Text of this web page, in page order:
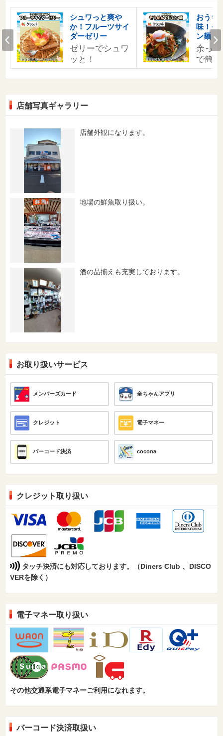
シュワっと爽や
か！フルーツサイ
ダーゼリー
ゼリーでシュワ
ッと！
おうち
味！そ
ン麺
余っ
で簡
Prev
店舗写真ギャラリー
店舗外観になります。
地場の鮮魚取り扱い。
酒の品揃えも充実しております。
お取り扱いサービス
メンバーズカード 全ちゃんアプリ
クレジット 電子マネー
バーコード決済 cocona
クレジット取り扱い
タッチ決済にも対応しております。（Diners Club 、DISCO
VERを除く）
電子マネー取り扱い
その他交通系電子マネーご利用になれます。
バーコード決済取扱い